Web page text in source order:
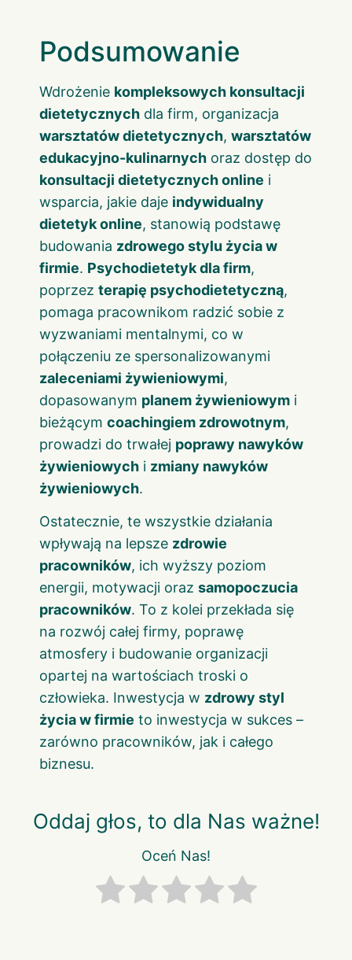
Podsumowanie
Wdrożenie kompleksowych konsultacji
dietetycznych dla firm, organizacja
warsztatów dietetycznych, warsztatów
edukacyjno-kulinarnych oraz dostęp do
konsultacji dietetycznych online i
wsparcia, jakie daje indywidualny
dietetyk online, stanowią podstawę
budowania zdrowego stylu życia w
firmie. Psychodietetyk dla firm,
poprzez terapię psychodietetyczną,
pomaga pracownikom radzić sobie z
wyzwaniami mentalnymi, co w
połączeniu ze spersonalizowanymi
zaleceniami żywieniowymi,
dopasowanym planem żywieniowym i
bieżącym coachingiem zdrowotnym,
prowadzi do trwałej poprawy nawyków
żywieniowych i zmiany nawyków
żywieniowych.
Ostatecznie, te wszystkie działania
wpływają na lepsze zdrowie
pracowników, ich wyższy poziom
energii, motywacji oraz samopoczucia
pracowników. To z kolei przekłada się
na rozwój całej firmy, poprawę
atmosfery i budowanie organizacji
opartej na wartościach troski o
człowieka. Inwestycja w zdrowy styl
życia w firmie to inwestycja w sukces –
zarówno pracowników, jak i całego
biznesu.
Oddaj głos, to dla Nas ważne!
Oceń Nas!